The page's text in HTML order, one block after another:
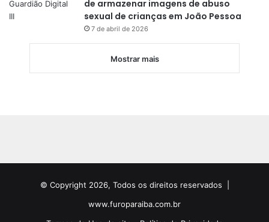
de armazenar imagens de abuso
sexual de crianças em João Pessoa
7 de abril de 2026
Mostrar mais
© Copyright 2026, Todos os direitos reservados |
www.furoparaiba.com.br